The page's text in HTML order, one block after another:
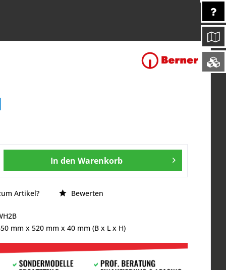
In den Warenkorb
Artikel? Bewerten
mm x520 mm x40 mm (B x L x H)